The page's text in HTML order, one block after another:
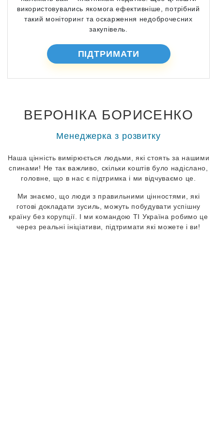
використовувались якомога ефективніше, потрібний
такий моніторинг та оскарження недоброчесних
закупівель.
ПІДТРИМАТИ
ВЕРОНІКА БОРИСЕНКО
Менеджерка з розвитку
Наша цінність вимірюється людьми, які стоять за нашими
спинами! Не так важливо, скільки коштів було надіслано,
головне, що в нас є підтримка і ми відчуваємо це.
Ми знаємо, що люди з правильними цінностями, які
готові докладати зусиль, можуть побудувати успішну
країну без корупції. І ми командою ТІ Україна робимо це
через реальні ініціативи, підтримати які можете і ви!